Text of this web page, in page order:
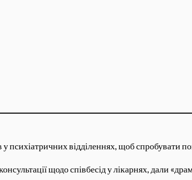
психіатричних відділеннях, щоб спробувати
щодо співбесід у лікарнях, дали